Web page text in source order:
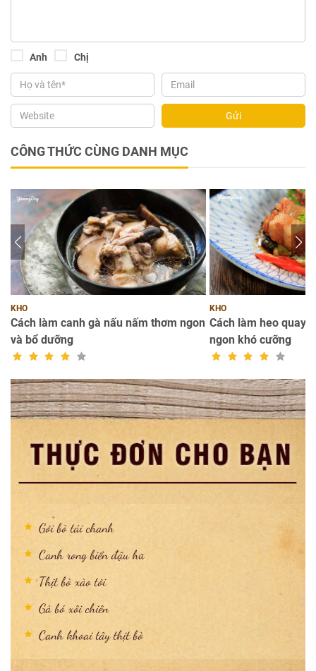
Anh Chị
Gửi
CÔNG THỨC CÙNG DANH MỤC
KHO
Cách làm canh gà nấu nấm thơm ngon
và bổ dưỡng
KHO
Cách làm heo quay
ngon khó cưỡng
Gỏi bò tái chanh
Canh rong biển đậu hũ
Thịt bò xào tỏi
Gà bó xôi chiên
Canh khoai tây thịt bò